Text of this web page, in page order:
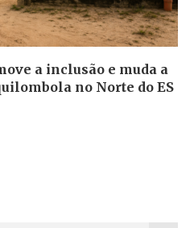
a inclusão e muda a
no Norte do ES